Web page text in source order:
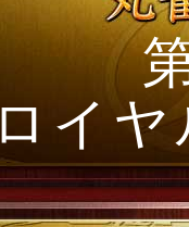
ロイ